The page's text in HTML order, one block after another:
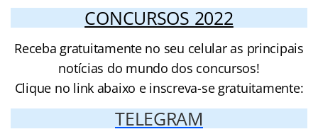
CONCURSOS 2022
Receba gratuitamente no seu celular as principais
notícias do mundo dos concursos!
Clique no link abaixo e inscreva-se gratuitamente:
TELEGRAM